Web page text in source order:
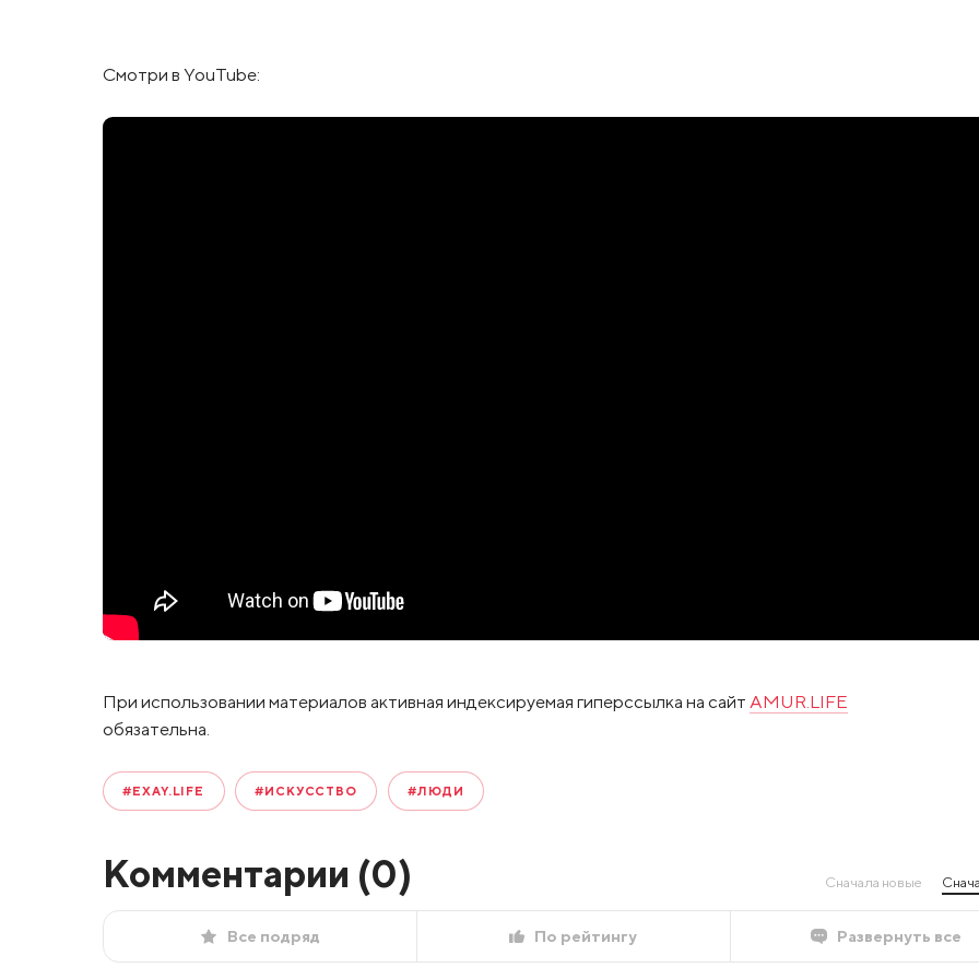
Смотри в YouTube:
При использовании материалов активная индексируемая гиперссылка на сайт AMUR.LIFE
обязательна.
#EXAY.LIFE #ИСКУССТВО #ЛЮДИ
Комментарии (0) Сначала новые
Все подряд По рейтингу Развернуть все